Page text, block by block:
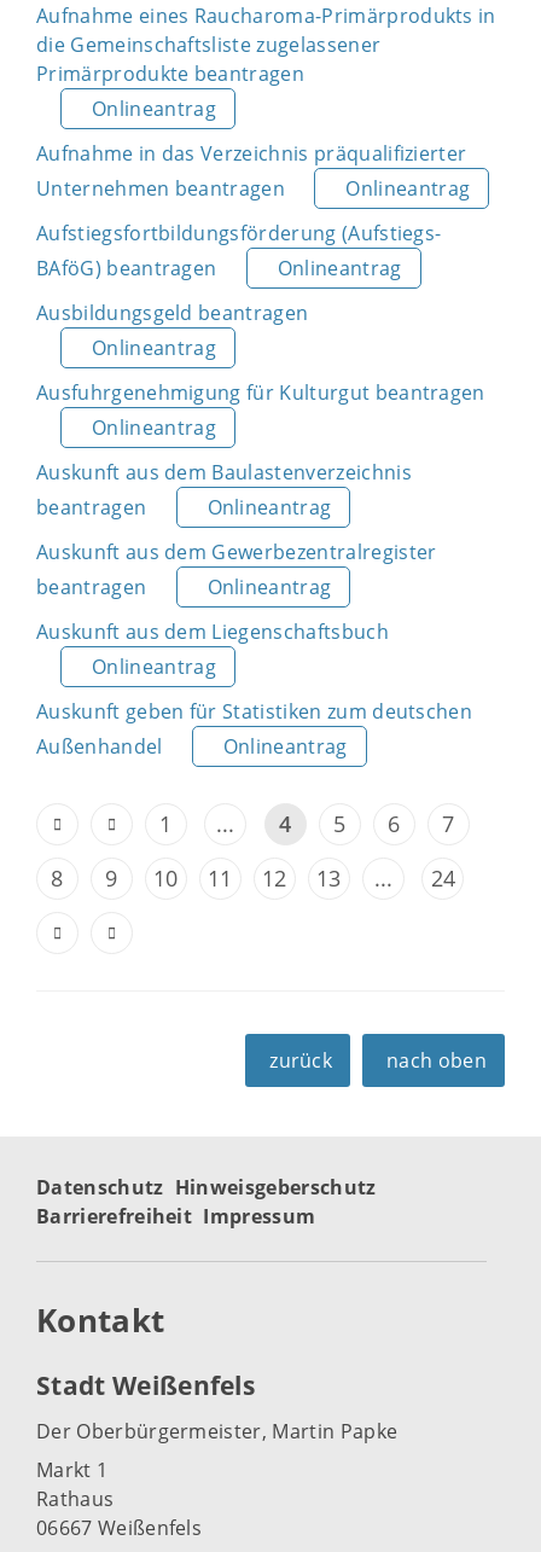
Aufnahme eines Raucharoma-Primärprodukts in
die Gemeinschaftsliste zugelassener
Primärprodukte beantragen
Onlineantrag
Aufnahme in das Verzeichnis präqualifizierter
Unternehmen beantragen
Onlineantrag
Aufstiegsfortbildungsförderung (Aufstiegs-
BAföG) beantragen
Onlineantrag
Ausbildungsgeld beantragen
Onlineantrag
Ausfuhrgenehmigung für Kulturgut beantragen
Onlineantrag
Auskunft aus dem Baulastenverzeichnis
beantragen
Onlineantrag
Auskunft aus dem Gewerbezentralregister
beantragen
Onlineantrag
Auskunft aus dem Liegenschaftsbuch
Onlineantrag
Auskunft geben für Statistiken zum deutschen
Außenhandel
Onlineantrag
1 ... 4 5 6
7
8
9 10 11 12 13 ... 24
zurück nach oben
Datenschutz Hinweisgeberschutz
Barrierefreiheit Impressum
Kontakt
Stadt Weißenfels
Der Oberbürgermeister, Martin Papke
Markt 1
Rathaus
06667 Weißenfels